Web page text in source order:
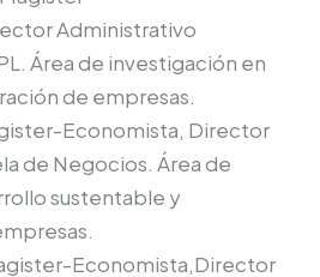
Administrativo
Área de investigación en
de empresas.
Economista, Director
de Negocios. Área de
sustentable y
Economista,Director